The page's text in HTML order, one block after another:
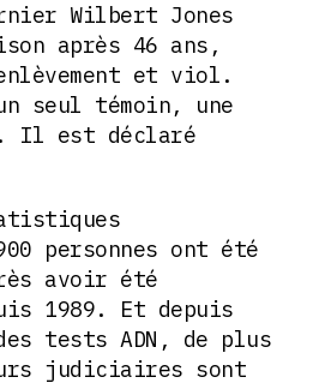
Wilbert Jones
après 46 ans,
enlèvement et viol.
seul témoin, une
Il est déclaré
personnes ont été
avoir été
1989. Et depuis
tests ADN, de plus
judiciaires sont